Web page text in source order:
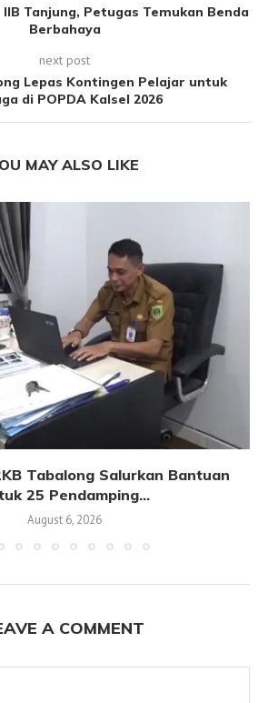
Tanjung, Petugas Temukan Benda
Berbahaya
next post
Lepas Kontingen Pelajar untuk
di POPDA Kalsel 2026
MAY ALSO LIKE
Tabalong Salurkan Bantuan
25 Pendamping...
August 6, 2026
A COMMENT